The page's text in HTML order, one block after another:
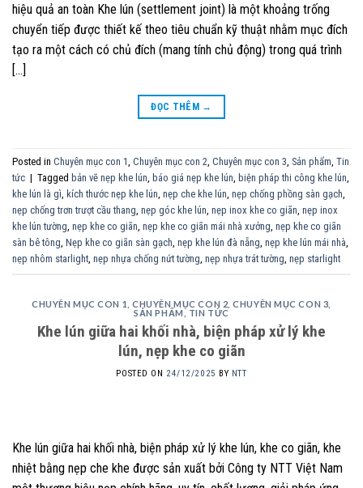
hiệu quả an toàn Khe lún (settlement joint) là một khoảng trống
chuyển tiếp được thiết kế theo tiêu chuẩn kỹ thuật nhằm mục đích
tạo ra một cách có chủ đích (mang tính chủ động) trong quá trình
[…]
ĐỌC THÊM →
Posted in Chuyên mục con 1, Chuyên mục con 2, Chuyên mục con 3, Sản phẩm, Tin
tức | Tagged bản vẽ nẹp khe lún, báo giá nẹp khe lún, biện pháp thi công khe lún,
khe lún là gì, kích thước nẹp khe lún, nẹp che khe lún, nẹp chống phồng sàn gạch,
nẹp chống trơn trượt cầu thang, nẹp góc khe lún, nẹp inox khe co giãn, nẹp inox
khe lún tường, nẹp khe co giãn, nẹp khe co giãn mái nhà xưởng, nẹp khe co giãn
sàn bê tông, Nẹp khe co giãn sàn gạch, nẹp khe lún đà nẵng, nẹp khe lún mái nhà,
nẹp nhôm starlight, nẹp nhựa chống nứt tường, nẹp nhựa trát tường, nẹp starlight
CHUYÊN MỤC CON 1 ,CHUYÊN MỤC CON 2 ,CHUYÊN MỤC CON 3
SẢN PHẨM , TIN TỨC
Khe lún giữa hai khối nhà, biện pháp xử lý khe
lún, nẹp khe co giãn
POSTED ON 24/12/2025 BY NTT
Khe lún giữa hai khối nhà, biện pháp xử lý khe lún, khe co giãn, khe
nhiệt bằng nẹp che khe được sản xuất bởi Công ty NTT Việt Nam